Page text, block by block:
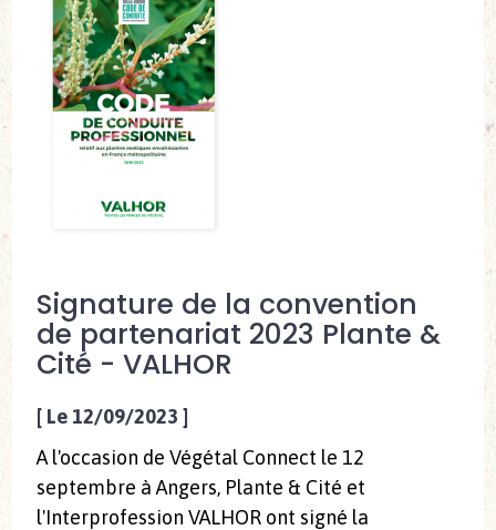
Signature de la convention
de partenariat 2023 Plante &
Cité - VALHOR
[ Le 12/09/2023 ]
A l'occasion de Végétal Connect le 12
septembre à Angers, Plante & Cité et
l'Interprofession VALHOR ont signé la